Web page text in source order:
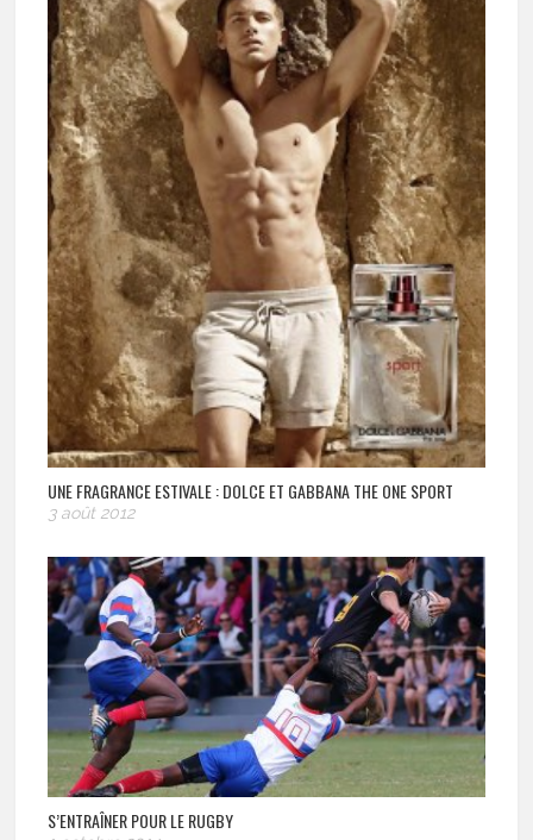
UNE FRAGRANCE ESTIVALE : DOLCE ET GABBANA THE ONE SPORT
3 août 2012
S’ENTRAÎNER POUR LE RUGBY